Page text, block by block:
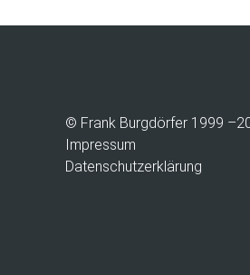
© Frank Burgdörfer 1999
Impressum
Datenschutzerklärung